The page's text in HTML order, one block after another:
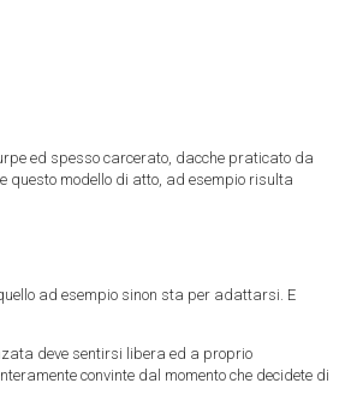
ed spesso carcerato, dacche praticato da
questo modello di atto, ad esempio risulta
ad esempio sinon sta per adattarsi. E
deve sentirsi libera ed a proprio
convinte dal momento che decidete di